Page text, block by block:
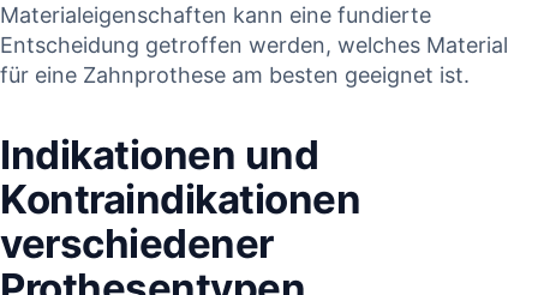
​Materialeigenschaften kann eine fundierte
Entscheidung getroffen werden, ⁢welches⁤ Material
⁤für⁣ eine Zahnprothese am besten geeignet ist.
Indikationen und
Kontraindikationen​
verschiedener⁢